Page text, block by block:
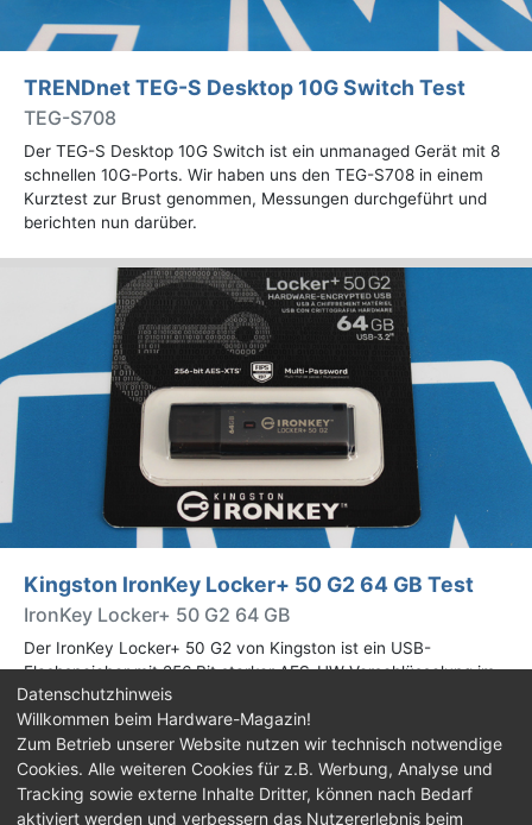
TRENDnet TEG-S Desktop 10G Switch Test
TEG-S708
Der TEG-S Desktop 10G Switch ist ein unmanaged Gerät mit 8
schnellen 10G-Ports. Wir haben uns den TEG-S708 in einem
Kurztest zur Brust genommen, Messungen durchgeführt und
berichten nun darüber.
Kingston IronKey Locker+ 50 G2 64 GB Test
IronKey Locker+ 50 G2 64 GB
Der IronKey Locker+ 50 G2 von Kingston ist ein USB-
Flashspeicher mit 256 Bit starker AES-HW-Verschlüsselung im
XTS-Modus. Wir haben das 64-GB-Modell im Praxistest
genauer begutachtet.
Impressum| Kontakt |Jobs |Datenschutz |
Consent‑Einstellungen |Haftungsausschluss
Datenschutzhinweis
Willkommen beim Hardware-Magazin!
Zum Betrieb unserer Website nutzen wir technisch notwendige
Cookies. Alle weiteren Cookies für z.B. Werbung, Analyse und
Tracking sowie externe Inhalte Dritter, können nach Bedarf
aktiviert werden und verbessern das Nutzererlebnis beim